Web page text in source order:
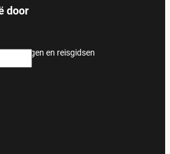
door
en reisgidsen